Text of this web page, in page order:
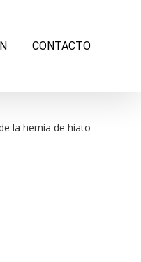
CONTACTO
la hernia de hiato